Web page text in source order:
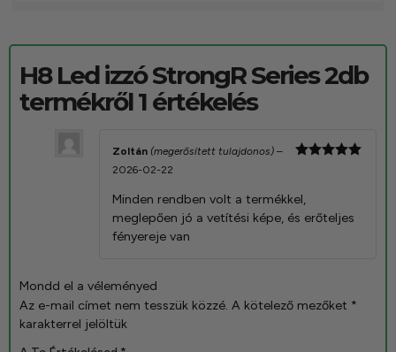
H8 Led izzó StrongR Series 2db
termékről 1 értékelés
Zoltán (megerősített tulajdonos) –
2026-02-22
Minden rendben volt a termékkel,
meglepően jó a vetítési képe, és erőteljes
fényereje van
Mondd el a véleményed
Az e-mail címet nem tesszük közzé. A kötelező mezőket *
karakterrel jelöltük